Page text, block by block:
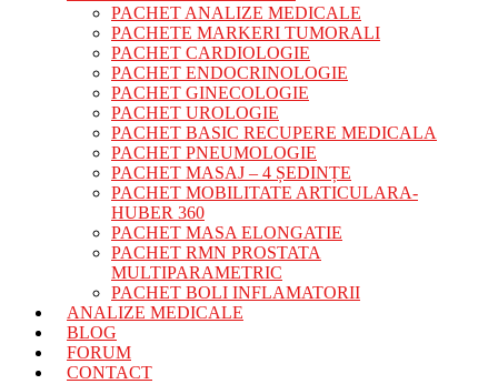
PACHET ANALIZE MEDICALE
PACHETE MARKERI TUMORALI
PACHET CARDIOLOGIE
PACHET ENDOCRINOLOGIE
PACHET GINECOLOGIE
PACHET UROLOGIE
PACHET BASIC RECUPERE MEDICALA
PACHET PNEUMOLOGIE
PACHET MASAJ – 4 ȘEDINȚE
PACHET MOBILITATE ARTICULARA-
HUBER 360
PACHET MASA ELONGATIE
PACHET RMN PROSTATA
MULTIPARAMETRIC
PACHET BOLI INFLAMATORII
ANALIZE MEDICALE
BLOG
FORUM
CONTACT